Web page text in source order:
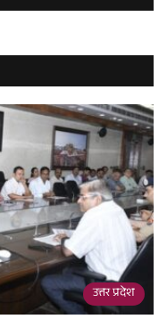
उत्तर प्रदेश